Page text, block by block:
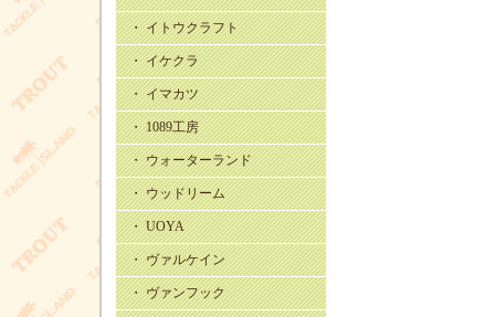
・ イトウクラフト
・ イケクラ
・ イマカツ
・ 1089工房
・ ウォーターランド
・ ウッドリーム
・ UOYA
・ ヴァルケイン
・ ヴァンフック